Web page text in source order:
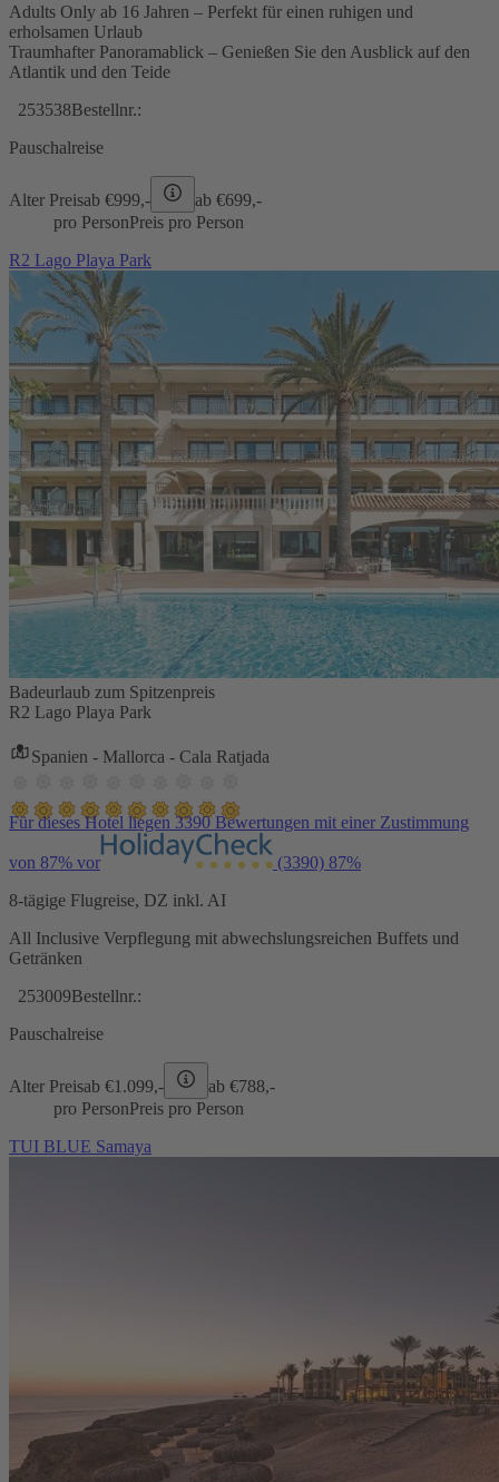
Adults Only ab 16 Jahren – Perfekt für einen ruhigen und
erholsamen Urlaub
Traumhafter Panoramablick – Genießen Sie den Ausblick auf den
Atlantik und den Teide
253538Bestellnr.:
Pauschalreise
Alter Preisab €999,- ab €699,-
pro PersonPreis pro Person
R2 Lago Playa Park
Badeurlaub zum Spitzenpreis
R2 Lago Playa Park
Spanien - Mallorca - Cala Ratjada
Für dieses Hotel liegen 3390 Bewertungen mit einer Zustimmung
von 87% vor (3390) 87%
8-tägige Flugreise, DZ inkl. AI
All Inclusive Verpflegung mit abwechslungsreichen Buffets und
Getränken
253009Bestellnr.:
Pauschalreise
Alter Preisab €1.099,- ab €788,-
pro PersonPreis pro Person
TUI BLUE Samaya